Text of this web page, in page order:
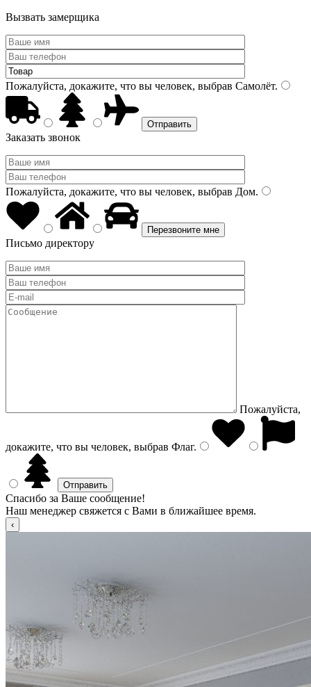
Вызвать замерщика
Пожалуйста, докажите, что вы человек, выбрав Самолёт.
Заказать звонок
Пожалуйста, докажите, что вы человек, выбрав Дом.
Письмо директору
Пожалуйста,
докажите, что вы человек, выбрав Флаг.
Спасибо за Ваше сообщение!
Наш менеджер свяжется с Вами в ближайшее время.